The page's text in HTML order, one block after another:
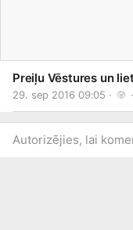
Preiļu Vēstures un
29. sep 2016 09:05 · ·
Autorizējies, lai